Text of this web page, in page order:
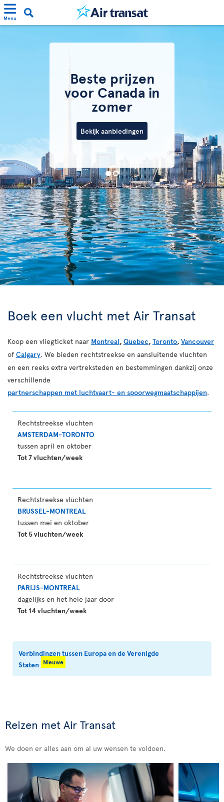
Menu
Beste prijzen
voor Canada in
zomer
Bekijk aanbiedingen
Boek een vlucht met Air Transat
Koop een vliegticket naar Montreal, Quebec, Toronto, Vancouver
of Calgary. We bieden rechtstreekse en aansluitende vluchten
en een reeks extra vertreksteden en bestemmingen dankzij onze
verschillende
partnerschappen met luchtvaart- en spoorwegmaatschappijen.
Rechtstreekse vluchten
AMSTERDAM-TORONTO
tussen april en oktober
Tot 7 vluchten/week
Rechtstreekse vluchten
BRUSSEL-MONTREAL
tussen mei en oktober
Tot 5 vluchten/week
Rechtstreekse vluchten
PARIJS-MONTREAL
dagelijks en het hele jaar door
Tot 14 vluchten/week
Verbindingen tussen Europa en de Verenigde
Staten Nieuwe
Reizen met Air Transat
We doen er alles aan om al uw wensen te voldoen.